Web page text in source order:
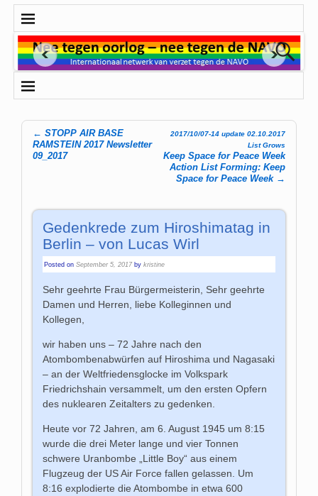
Post navigation
← STOPP AIR BASE
RAMSTEIN 2017 Newsletter
09_2017
2017/10/07-14 update 02.10.2017
List Grows
Keep Space for Peace Week
Action List Forming: Keep
Space for Peace Week →
Gedenkrede zum Hiroshimatag in
Berlin – von Lucas Wirl
Posted onSeptember 5, 2017 bykristine
Sehr geehrte Frau Bürgermeisterin, Sehr geehrte
Damen und Herren, liebe Kolleginnen und
Kollegen,
wir haben uns – 72 Jahre nach den
Atombombenabwürfen auf Hiroshima und Nagasaki
– an der Weltfriedensglocke im Volkspark
Friedrichshain versammelt, um den ersten Opfern
des nuklearen Zeitalters zu gedenken.
Heute vor 72 Jahren, am 6. August 1945 um 8:15
wurde die drei Meter lange und vier Tonnen
schwere Uranbombe „Little Boy“ aus einem
Flugzeug der US Air Force fallen gelassen. Um
8:16 explodierte die Atombombe in etwa 600